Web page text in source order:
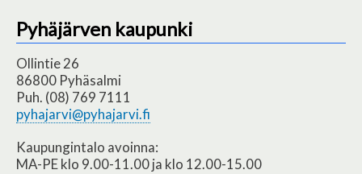
Pyhäjärven kaupunki
Ollintie 26
86800 Pyhäsalmi
Puh. (08) 769 7111
pyhajarvi@pyhajarvi.fi
Kaupungintalo avoinna:
MA-PE klo 9.00-11.00 ja klo 12.00-15.00